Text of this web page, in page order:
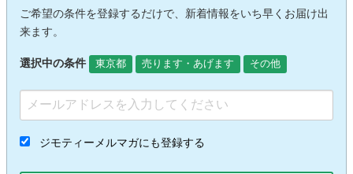
ご希望の条件を登録するだけで、新着情報をいち早くお届け出
来ます。
選択中の条件 東京都 売ります・あげます その他
ジモティーメルマガにも登録する